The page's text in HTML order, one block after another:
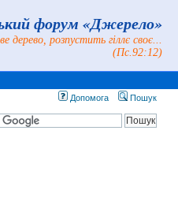
форум «Джерело»
дерево, розпустить гіллє своє...
(Пс.92:12)
Допомога Пошук